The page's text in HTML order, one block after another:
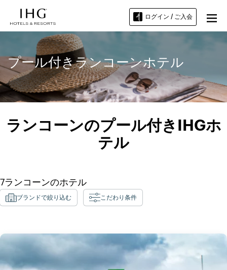
ログイン / ご入会
プール付きランコーンホテル
ランコーンのプール付きIHGホ
テル
7ランコーンのホテル
ブランドで絞り込む こだわり条件